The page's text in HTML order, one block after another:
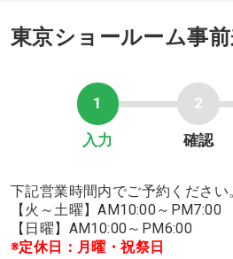
東京ショールーム事
1
入力
2
確認
下記営業時間内でご予約ください
【火～土曜】AM10:00～PM7:00
【日曜】AM10:00～PM6:00
※定休日：月曜・祝祭日